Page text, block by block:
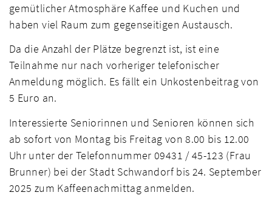
gemütlicher Atmosphäre Kaffee und Kuchen und
haben viel Raum zum gegenseitigen Austausch.
Da die Anzahl der Plätze begrenzt ist, ist eine
Teilnahme nur nach vorheriger telefonischer
Anmeldung möglich. Es fällt ein Unkostenbeitrag von
5 Euro an.
Interessierte Seniorinnen und Senioren können sich
ab sofort von Montag bis Freitag von 8.00 bis 12.00
Uhr unter der Telefonnummer 09431 / 45-123 (Frau
Brunner) bei der Stadt Schwandorf bis 24. September
2025 zum Kaffeenachmittag anmelden.